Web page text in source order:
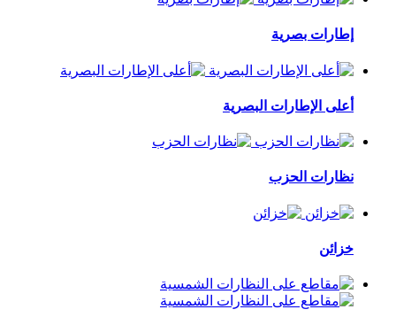
إطارات بصرية
أعلى الإطارات البصرية
نظارات الحزب
خزائن